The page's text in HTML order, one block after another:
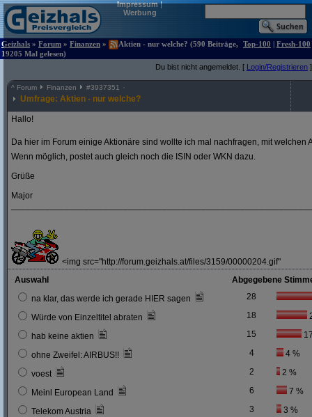
Impressum|
Werbung
Geizhals » Forum » Finanzen »
Aktien - nur welche? (590 Beiträge,
19205 Mal gelesen)
Top-100 | Fresh-100
Du bist nicht angemeldet. [ Login/Registrieren ]
^ Forum Finanzen #3937351
Umfrage: Aktien - nur welche?
Hallo!
Da hier im Forum einige Aktionäre sind wollte ich mal nachfragen, mit welchen
Wenn möglich, postet auch gleich noch die ISIN oder WKN dazu.
Grüße
Major
<img src="http://forum.geizhals.at/files/3159/00000204.gif"
Auswahl
Abgegebene
na klar, das werde ich gerade HIER sagen
28
Würde von Einzeltitel abraten 18
hab keine aktien 15
ohne Zweifel: AIRBUS!! 4 4 %
voest 2 2 %
Meinl European Land 6 7 %
Telekom Austria 3 3 %